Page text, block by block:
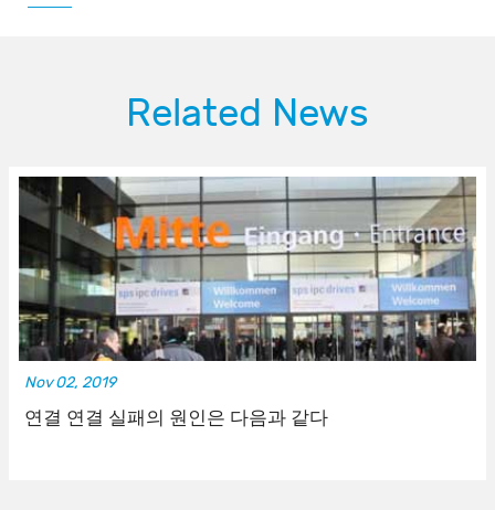
Related News
Nov 02, 2019
연결 연결 실패의 원인은 다음과 같다